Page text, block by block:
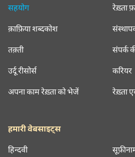
सहयोग
क़ाफ़िया शब्दकोश
तक़्ती
उर्दू रीसोर्स
अपना काम रेख़्ता को भेजें
रेख़्ता
संपर्क
करियर
रेख़्ता
हमारी वेबसाइट्स
हिन्दवी